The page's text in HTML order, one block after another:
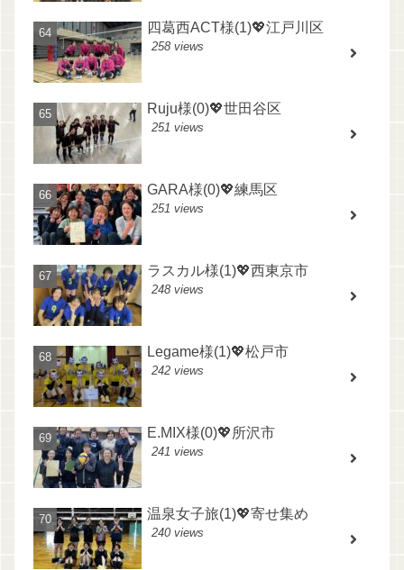
四葛西ACT様(1)💖江戸川区
258 views
Ruju様(0)💖世田谷区
251 views
GARA様(0)💖練馬区
251 views
ラスカル様(1)💖西東京市
248 views
Legame様(1)💖松戸市
242 views
E.MIX様(0)💖所沢市
241 views
温泉女子旅(1)💖寄せ集め
240 views